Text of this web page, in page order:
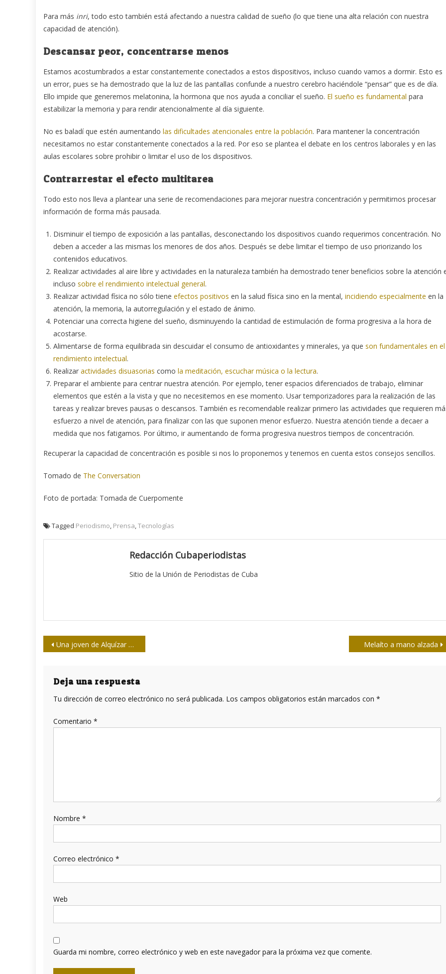
Para más inri, todo esto también está afectando a nuestra calidad de sueño (lo que tiene una alta relación con nuestra
capacidad de atención).
Descansar peor, concentrarse menos
Estamos acostumbrados a estar constantemente conectados a estos dispositivos, incluso cuando vamos a dormir. Esto es
un error, pues se ha demostrado que la luz de las pantallas confunde a nuestro cerebro haciéndole “pensar” que es de día.
Ello impide que generemos melatonina, la hormona que nos ayuda a conciliar el sueño. El sueño es fundamental para
estabilizar la memoria y para rendir atencionalmente al día siguiente.
No es baladí que estén aumentando las dificultades atencionales entre la población. Para mantener la concentración
necesitamos no estar constantemente conectados a la red. Por eso se plantea el debate en los centros laborales y en las
aulas escolares sobre prohibir o limitar el uso de los dispositivos.
Contrarrestar el efecto multitarea
Todo esto nos lleva a plantear una serie de recomendaciones para mejorar nuestra concentración y permitirnos procesar
información de forma más pausada.
Disminuir el tiempo de exposición a las pantallas, desconectando los dispositivos cuando requerimos concentración. No
deben a acceder a las mismas los menores de dos años. Después se debe limitar el tiempo de uso priorizando los
contenidos educativos.
Realizar actividades al aire libre y actividades en la naturaleza también ha demostrado tener beneficios sobre la atención
incluso sobre el rendimiento intelectual general.
Realizar actividad física no sólo tiene efectos positivos en la salud física sino en la mental, incidiendo especialmente en la
atención, la memoria, la autorregulación y el estado de ánimo.
Potenciar una correcta higiene del sueño, disminuyendo la cantidad de estimulación de forma progresiva a la hora de
acostarse.
Alimentarse de forma equilibrada sin descuidar el consumo de antioxidantes y minerales, ya que son fundamentales en el
rendimiento intelectual.
Realizar actividades disuasorias como la meditación, escuchar música o la lectura.
Preparar el ambiente para centrar nuestra atención. Por ejemplo, tener espacios diferenciados de trabajo, eliminar
elementos que estén a la vista y que no necesitemos en ese momento. Usar temporizadores para la realización de las
tareas y realizar breves pausas o descansos. También es recomendable realizar primero las actividades que requieren
esfuerzo a nivel de atención, para finalizar con las que suponen menor esfuerzo. Nuestra atención tiende a decaer a
medida que nos fatigamos. Por último, ir aumentando de forma progresiva nuestros tiempos de concentración.
Recuperar la capacidad de concentración es posible si nos lo proponemos y tenemos en cuenta estos consejos sencillos.
Tomado de The Conversation
Foto de portada: Tomada de Cuerpomente
Tagged Periodismo, Prensa,Tecnologías
Redacción Cubaperiodistas
Sitio de la Unión de Periodistas de Cuba
Navegación
entradas
Una joven de Alquízar une Mujeres al Sur Melaíto a mano alzada
Deja una respuesta
Tu dirección de correo electrónico no será publicada. Los campos obligatorios están marcados con *
Comentario *
Nombre *
Correo electrónico *
Web
Guarda mi nombre, correo electrónico y web en este navegador para la próxima vez que comente.